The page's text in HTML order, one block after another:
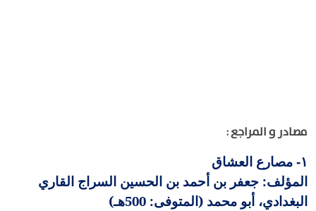
مصادر و المراجع :
١-
مصارع العشاق
المؤلف: جعفر بن أحمد بن الحسين السراج القاري
البغدادي، أبو محمد (المتوفى: 500هـ)